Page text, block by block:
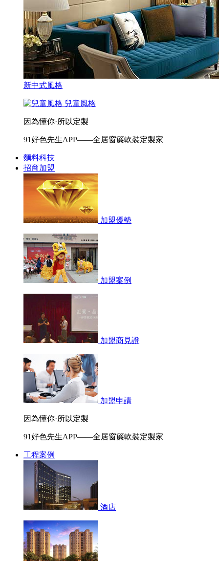
新中式風格
兒童風格
因為懂你·所以定製
91好色先生APP——全居窗簾軟裝定製家
麵料科技
招商加盟
加盟優勢
加盟案例
加盟商見證
加盟申請
因為懂你·所以定製
91好色先生APP——全居窗簾軟裝定製家
工程案例
酒店